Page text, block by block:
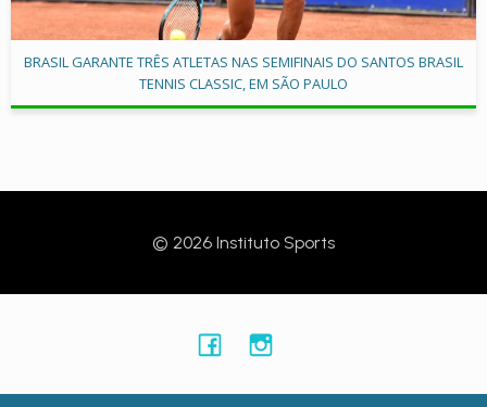
BRASIL GARANTE TRÊS ATLETAS NAS SEMIFINAIS DO SANTOS BRASIL
TENNIS CLASSIC, EM SÃO PAULO
© 2026 Instituto Sports